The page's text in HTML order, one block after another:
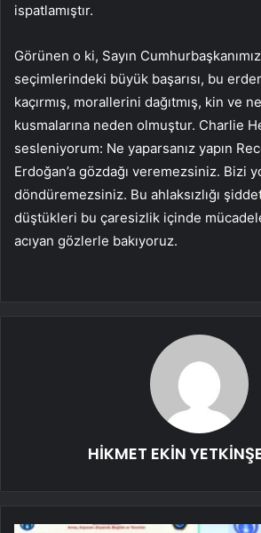
ispatlamıştır.
Görünen o ki, Sayın
seçimlerindeki büyük başarısı, bu
kaçırmış, morallerini dağıtmış, kin ve
kusmalarına neden olmuştur. Charlie
sesleniyorum: Ne yaparsanız yapın
Erdoğan’a gözdağı veremezsiniz. Bizi
döndüremezsiniz. Bu ahlaksızlığı
düştükleri bu çaresizlik içinde
acıyan gözlerle bakıyoruz.
HİKMET EKİN